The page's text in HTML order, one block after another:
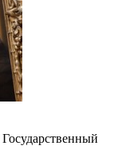
Государственный